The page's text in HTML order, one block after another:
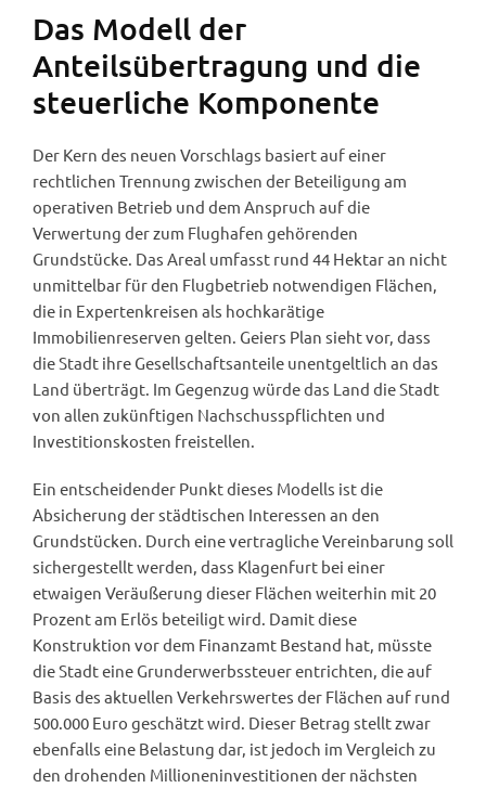
Das Modell der
Anteilsübertragung und die
steuerliche Komponente
Der Kern des neuen Vorschlags basiert auf einer
rechtlichen Trennung zwischen der Beteiligung am
operativen Betrieb und dem Anspruch auf die
Verwertung der zum Flughafen gehörenden
Grundstücke. Das Areal umfasst rund 44 Hektar an nicht
unmittelbar für den Flugbetrieb notwendigen Flächen,
die in Expertenkreisen als hochkarätige
Immobilienreserven gelten. Geiers Plan sieht vor, dass
die Stadt ihre Gesellschaftsanteile unentgeltlich an das
Land überträgt. Im Gegenzug würde das Land die Stadt
von allen zukünftigen Nachschusspflichten und
Investitionskosten freistellen.
Ein entscheidender Punkt dieses Modells ist die
Absicherung der städtischen Interessen an den
Grundstücken. Durch eine vertragliche Vereinbarung soll
sichergestellt werden, dass Klagenfurt bei einer
etwaigen Veräußerung dieser Flächen weiterhin mit 20
Prozent am Erlös beteiligt wird. Damit diese
Konstruktion vor dem Finanzamt Bestand hat, müsste
die Stadt eine Grunderwerbssteuer entrichten, die auf
Basis des aktuellen Verkehrswertes der Flächen auf rund
500.000 Euro geschätzt wird. Dieser Betrag stellt zwar
ebenfalls eine Belastung dar, ist jedoch im Vergleich zu
den drohenden Millioneninvestitionen der nächsten